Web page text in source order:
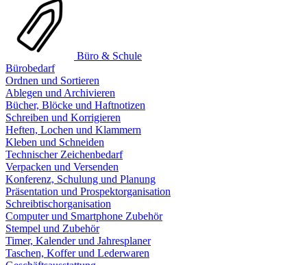
Büro & Schule
Bürobedarf
Ordnen und Sortieren
Ablegen und Archivieren
Bücher, Blöcke und Haftnotizen
Schreiben und Korrigieren
Heften, Lochen und Klammern
Kleben und Schneiden
Technischer Zeichenbedarf
Verpacken und Versenden
Konferenz, Schulung und Planung
Präsentation und Prospektorganisation
Schreibtischorganisation
Computer und Smartphone Zubehör
Stempel und Zubehör
Timer, Kalender und Jahresplaner
Taschen, Koffer und Lederwaren